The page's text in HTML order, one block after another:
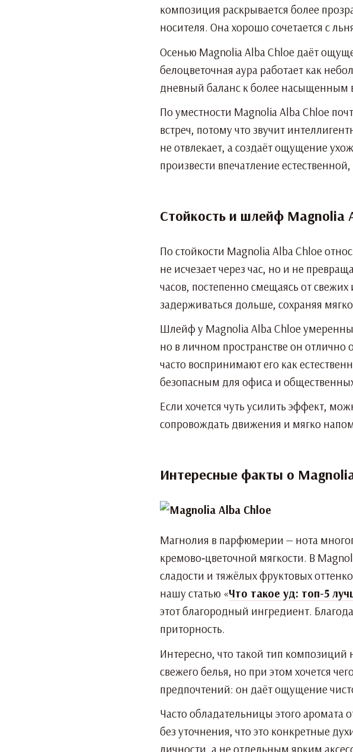
композиция раскрывается более
носителя. Она хорошо сочетается с
Осенью Magnolia Alba Chloe даёт
белоцветочная аура работает как
дневный баланс к более насыщенным
По уместности Magnolia Alba Chloe
встреч, потому что звучит
не отвлекает, а создаёт ощущение
произвести впечатление
Стойкость и шлейф Magnolia
По стойкости Magnolia Alba Chloe
не исчезает через час, но и не
часов, постепенно смещаясь от
задерживаться дольше, сохраняя
Шлейф у Magnolia Alba Chloe
но в личном пространстве он
часто воспринимают его как
безопасным для офиса и
Если хочется чуть усилить эффект,
сопровождать движения и мягко
Интересные факты о
Магнолия в парфюмерии — нота
кремово‑цветочной мягкости. В
сладости и тяжёлых фруктовых
нашу статью «Что такое уд: топ-5
этот благородный ингредиент.
приторность.
Интересно, что такой тип
свежего белья, но при этом хочется
предпочтений: он даёт ощущение
Часто обладательницы этого аромата
без уточнения, что это конкретные
личности, а не отдельным ярким